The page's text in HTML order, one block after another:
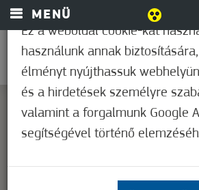
MENÜ
This page can't load Google Maps
Do you own this website?
Ez a weboldal cookie-kat
használunk annak
élményt nyújthassuk
és a hirdetések személyre
valamint a forgalmunk Google
segítségével történő